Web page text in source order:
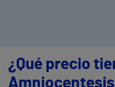
¿Qué precio